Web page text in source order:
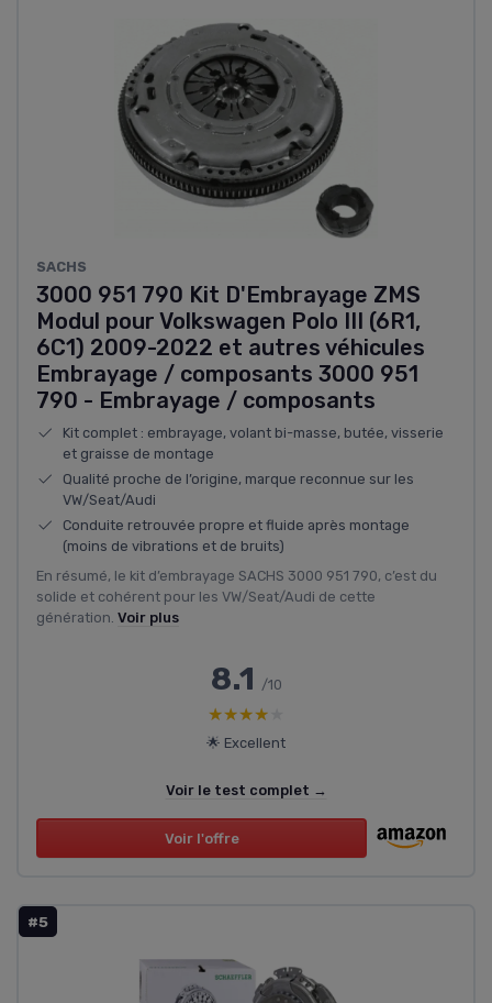
‎SACHS
3000 951 790 Kit D'Embrayage ZMS
Modul pour Volkswagen Polo III (6R1,
6C1) 2009-2022 et autres véhicules
Embrayage / composants 3000 951
790 - Embrayage / composants
Kit complet : embrayage, volant bi-masse, butée, visserie
et graisse de montage
Qualité proche de l’origine, marque reconnue sur les
VW/Seat/Audi
Conduite retrouvée propre et fluide après montage
(moins de vibrations et de bruits)
En résumé, le kit d’embrayage SACHS 3000 951 790, c’est du
solide et cohérent pour les VW/Seat/Audi de cette
génération. Voir plus
8.1 /10
★★★★★
★★★★★
🌟 Excellent
Voir le test complet →
Voir l'offre
#5